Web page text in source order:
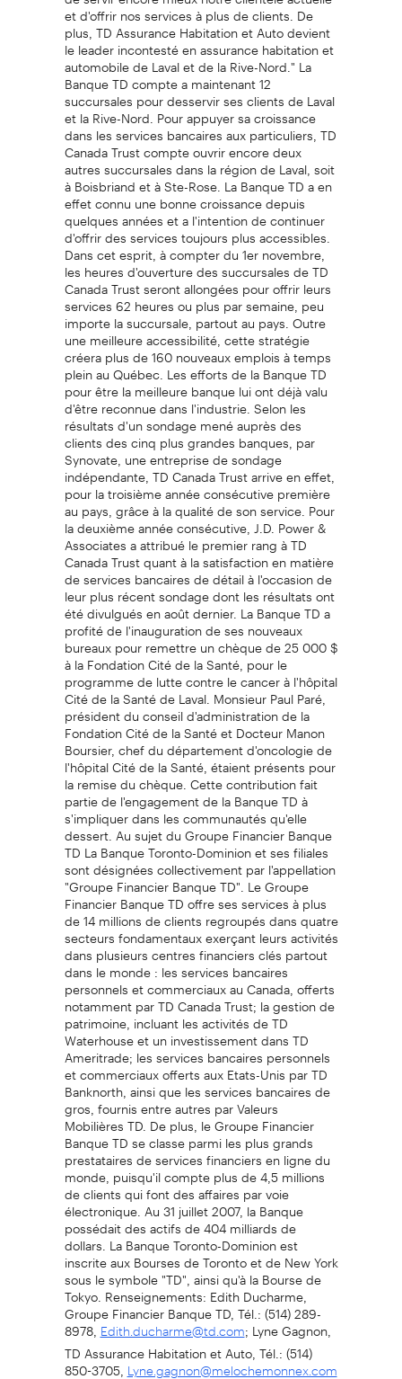
et d'offrir nos services à plus de clients. De
plus, TD Assurance Habitation et Auto devient
le leader incontesté en assurance habitation et
automobile de Laval et de la Rive-Nord." La
Banque TD compte a maintenant 12
succursales pour desservir ses clients de Laval
et la Rive-Nord. Pour appuyer sa croissance
dans les services bancaires aux particuliers, TD
Canada Trust compte ouvrir encore deux
autres succursales dans la région de Laval, soit
à Boisbriand et à Ste-Rose. La Banque TD a en
effet connu une bonne croissance depuis
quelques années et a l'intention de continuer
d'offrir des services toujours plus accessibles.
Dans cet esprit, à compter du 1er novembre,
les heures d'ouverture des succursales de TD
Canada Trust seront allongées pour offrir leurs
services 62 heures ou plus par semaine, peu
importe la succursale, partout au pays. Outre
une meilleure accessibilité, cette stratégie
créera plus de 160 nouveaux emplois à temps
plein au Québec. Les efforts de la Banque TD
pour être la meilleure banque lui ont déjà valu
d'être reconnue dans l'industrie. Selon les
résultats d'un sondage mené auprès des
clients des cinq plus grandes banques, par
Synovate, une entreprise de sondage
indépendante, TD Canada Trust arrive en effet,
pour la troisième année consécutive première
au pays, grâce à la qualité de son service. Pour
la deuxième année consécutive, J.D. Power &
Associates a attribué le premier rang à TD
Canada Trust quant à la satisfaction en matière
de services bancaires de détail à l'occasion de
leur plus récent sondage dont les résultats ont
été divulgués en août dernier. La Banque TD a
profité de l'inauguration de ses nouveaux
bureaux pour remettre un chèque de 25 000 $
à la Fondation Cité de la Santé, pour le
programme de lutte contre le cancer à l'hôpital
Cité de la Santé de Laval. Monsieur Paul Paré,
président du conseil d'administration de la
Fondation Cité de la Santé et Docteur Manon
Boursier, chef du département d'oncologie de
l'hôpital Cité de la Santé, étaient présents pour
la remise du chèque. Cette contribution fait
partie de l'engagement de la Banque TD à
s'impliquer dans les communautés qu'elle
dessert. Au sujet du Groupe Financier Banque
TD La Banque Toronto-Dominion et ses filiales
sont désignées collectivement par l'appellation
"Groupe Financier Banque TD". Le Groupe
Financier Banque TD offre ses services à plus
de 14 millions de clients regroupés dans quatre
secteurs fondamentaux exerçant leurs activités
dans plusieurs centres financiers clés partout
dans le monde : les services bancaires
personnels et commerciaux au Canada, offerts
notamment par TD Canada Trust; la gestion de
patrimoine, incluant les activités de TD
Waterhouse et un investissement dans TD
Ameritrade; les services bancaires personnels
et commerciaux offerts aux Etats-Unis par TD
Banknorth, ainsi que les services bancaires de
gros, fournis entre autres par Valeurs
Mobilières TD. De plus, le Groupe Financier
Banque TD se classe parmi les plus grands
prestataires de services financiers en ligne du
monde, puisqu'il compte plus de 4,5 millions
de clients qui font des affaires par voie
électronique. Au 31 juillet 2007, la Banque
possédait des actifs de 404 milliards de
dollars. La Banque Toronto-Dominion est
inscrite aux Bourses de Toronto et de New York
sous le symbole "TD", ainsi qu'à la Bourse de
Tokyo. Renseignements: Edith Ducharme,
Groupe Financier Banque TD, Tél.: (514) 289-
8978,Edith.ducharme@td.com; Lyne Gagnon,
TD Assurance Habitation et Auto, Tél.: (514)
850-3705,Lyne.gagnon@melochemonnex.com